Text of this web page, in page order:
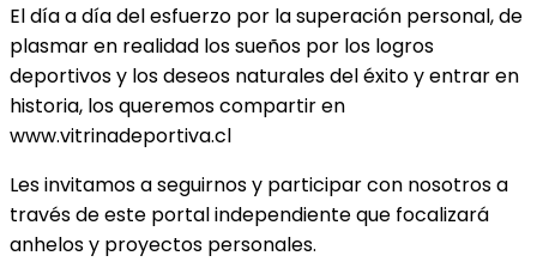
El día a día del esfuerzo por la superación personal, de
plasmar en realidad los sueños por los logros
deportivos y los deseos naturales del éxito y entrar en
historia, los queremos compartir en
www.vitrinadeportiva.cl
Les invitamos a seguirnos y participar con nosotros a
través de este portal independiente que focalizará
anhelos y proyectos personales.